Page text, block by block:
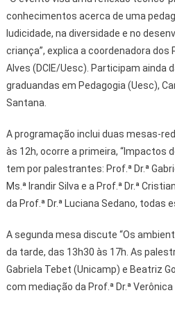
conhecimentos acerca de uma
ludicidade, na diversidade e no
criança”, explica a coordenadora
Alves (DCIE/Uesc). Participam ainda
graduandas em Pedagogia (Uesc),
Santana.
A programação inclui duas mesas-
às 12h, ocorre a primeira, “Impactos
tem por palestrantes: Prof.ª Dr.ª
Ms.ª Irandir Silva e a Prof.ª Dr.ª
da Prof.ª Dr.ª Luciana Sedano, todas
A segunda mesa discute “Os
da tarde, das 13h30 às 17h. As
Gabriela Tebet (Unicamp) e Beatriz
com mediação da Prof.ª Dr.ª